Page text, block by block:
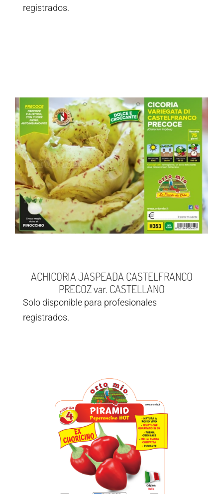
registrados.
ACHICORIA JASPEADA CASTELFRANCO
PRECOZ var. CASTELLANO
Solo disponible para profesionales
registrados.